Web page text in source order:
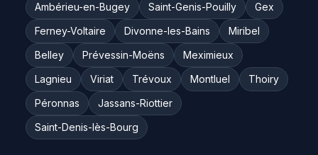
Ambérieu-en-Bugey
Saint-Genis-Pouilly
Gex
Ferney-Voltaire
Divonne-les-Bains
Miribel
Belley
Prévessin-Moëns
Meximieux
Lagnieu
Viriat Trévoux Montluel
Thoiry
Péronnas
Jassans-Riottier
Saint-Denis-lès-Bourg